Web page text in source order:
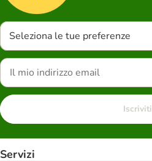
Seleziona le tue preferenze
Iscriviti
Servizi